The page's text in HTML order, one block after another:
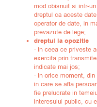
mod obisnuit si intr-
dreptul ca aceste
operator de date, in
prevazute de lege;
dreptul la opozitie
- in ceea ce priveste
exercita prin
indicate mai jos;
- in orice moment,
in care se afla
fie prelucrate in
interesului public, cu